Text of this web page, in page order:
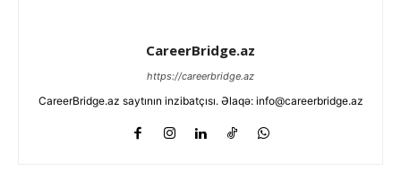
CareerBridge.az
https://careerbridge.az
CareerBridge.az saytının inzibatçısı. Əlaqə: info@careerbridge.az